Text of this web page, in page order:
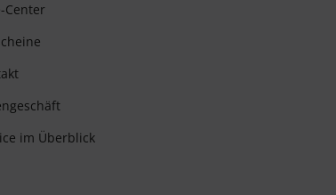
Center
im Überblick